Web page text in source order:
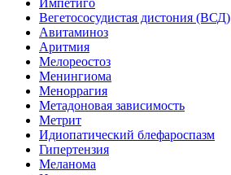
Импетиго
Вегетососудистая дистония (ВСД)
Авитаминоз
Аритмия
Мелореостоз
Менингиома
Меноррагия
Метадоновая зависимость
Метрит
Идиопатический блефароспазм
Гипертензия
Меланома